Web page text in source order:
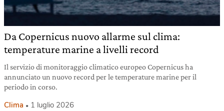
Da Copernicus nuovo allarme sul clima:
temperature marine a livelli record
Il servizio di monitoraggio climatico europeo Copernicus ha
annunciato un nuovo record per le temperature marine per il
periodo in corso.
Clima 1 luglio 2026